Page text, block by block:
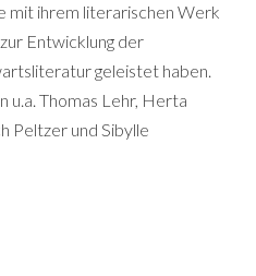
mit ihrem literarischen Werk
Entwicklung der
geleistet haben.
u.a. Thomas Lehr, Herta
Peltzer und Sibylle